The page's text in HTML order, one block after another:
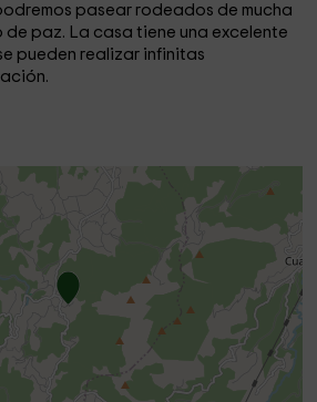
pasear rodeados de mucha
paz. La casa tiene una excelente
pueden realizar infinitas